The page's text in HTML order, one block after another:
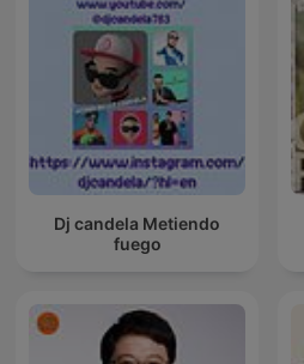
Dj candela Metiendo
fuego